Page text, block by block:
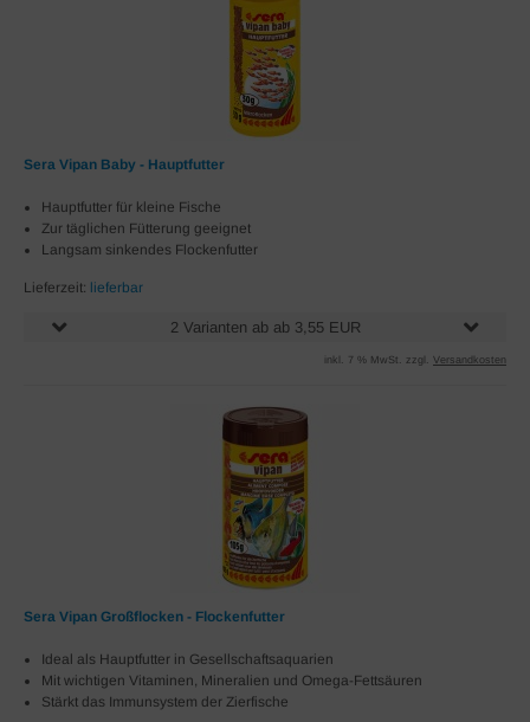
Sera Vipan Baby - Hauptfutter
Hauptfutter für kleine Fische
Zur täglichen Fütterung geeignet
Langsam sinkendes Flockenfutter
Lieferzeit: lieferbar
2 Varianten ab ab 3,55 EUR
inkl. 7 % MwSt. zzgl. Versandkosten
Sera Vipan Großflocken - Flockenfutter
Ideal als Hauptfutter in Gesellschaftsaquarien
Mit wichtigen Vitaminen, Mineralien und Omega-Fettsäuren
Stärkt das Immunsystem der Zierfische